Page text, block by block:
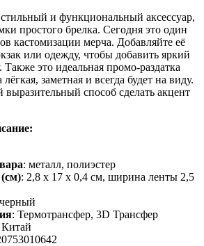
и функциональный аксессуар,
простого брелка. Сегодня это один
кастомизации мерча. Добавляйте её
или одежду, чтобы добавить яркий
это идеальная промо-раздатка
заметная и всегда будет на виду.
выразительный способ сделать акцент
: металл, полиэстер
: 2,8 х 17 х 0,4 см, ширина ленты 2,5
: Термотрансфер, 3D Трансфер
Китай